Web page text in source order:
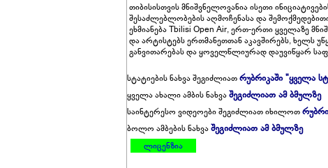
თიბისისთვის მნიშვნელოვანია ისეთი
შესაძლებლობების აღმოჩენასა და
ეხმიანება Tbilisi Open Air, ერთ-ერთი ყველაზე
და არტისტებს ერთმანეთთან აკავშირებს, ხელს
განვითარებას და ყოველწლიურად დაუვიწყარ
სტატიების ნახვა შეგიძლიათრუბრიკაში "ყველა
ყველა ახალი ამბის ნახვაშეგიძლიათ ამ ბმულზე
საინტერესო ვიდეოები შეგიძლიათ იხილოთ
ბოლო ამბების ნახვაშეგიძლიათ ამ ბმულზე
ლიცენზია